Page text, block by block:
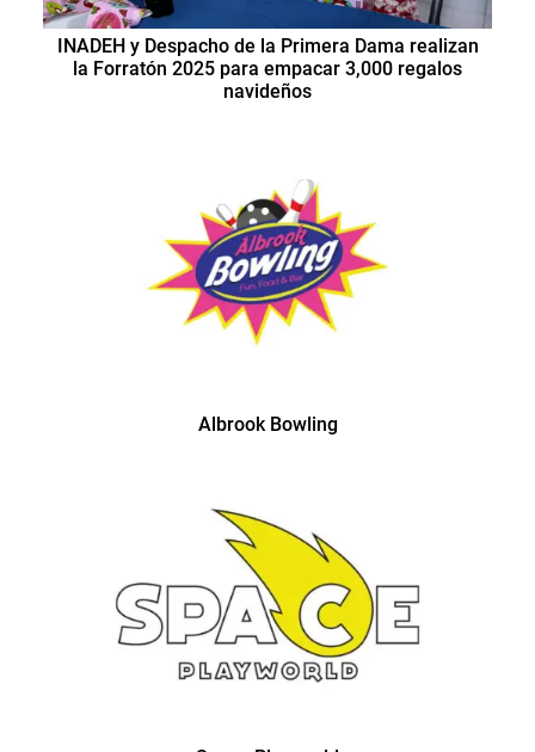
INADEH y Despacho de la Primera Dama realizan
la Forratón 2025 para empacar 3,000 regalos
navideños
Albrook Bowling